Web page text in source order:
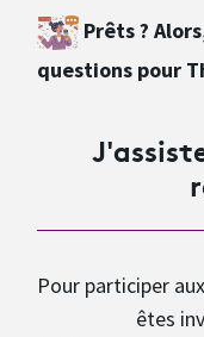
Prêts ?
questions pour
Pour participer
êtes